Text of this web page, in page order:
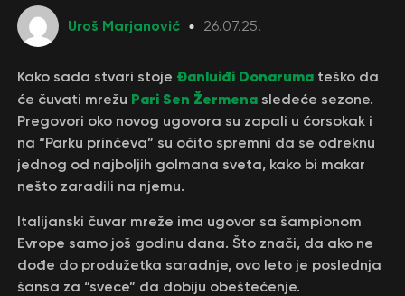
Uroš Marjanović 26.07.25.
Kako sada stvari stoje Đanluiđi Donarumateško da
će čuvati mrežu Pari Sen Žermenasledeće sezone.
Pregovori oko novog ugovora su zapali u ćorsokak i
na “Parku prinčeva” su očito spremni da se odreknu
jednog od najboljih golmana sveta, kako bi makar
nešto zaradili na njemu.
Italijanski čuvar mreže ima ugovor sa šampionom
Evrope samo još godinu dana. Što znači, da ako ne
dođe do produžetka saradnje, ovo leto je poslednja
šansa za “svece” da dobiju obeštećenje.